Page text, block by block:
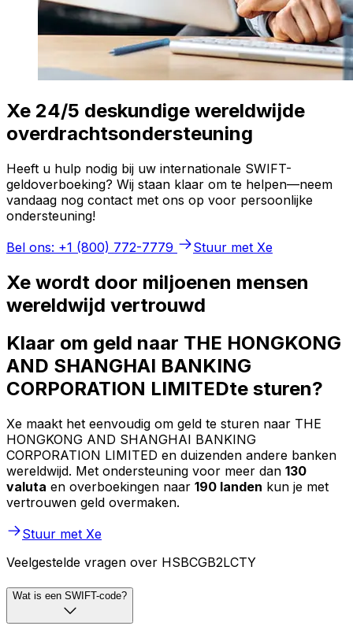
Xe 24/5 deskundige wereldwijde
overdrachtsondersteuning
Heeft u hulp nodig bij uw internationale SWIFT-
geldoverboeking? Wij staan klaar om te helpen—neem
vandaag nog contact met ons op voor persoonlijke
ondersteuning!
Bel ons: +1 (800) 772-7779
Stuur met Xe
Xe wordt door miljoenen mensen
wereldwijd vertrouwd
Klaar om geld naar THE HONGKONG
AND SHANGHAI BANKING
CORPORATION LIMITEDte sturen?
Xe maakt het eenvoudig om geld te sturen naar THE
HONGKONG AND SHANGHAI BANKING
CORPORATION LIMITED en duizenden andere banken
wereldwijd. Met ondersteuning voor meer dan 130
valuta en overboekingen naar 190 landen kun je met
vertrouwen geld overmaken.
Stuur met Xe
Veelgestelde vragen over HSBCGB2LCTY
Wat is een SWIFT-code?